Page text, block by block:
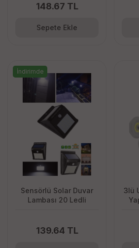
148.67 TL
Sepete Ekle
Sensörlü Solar Duvar
Lambası 20 Ledli
139.64 TL
İndirimde
3lü